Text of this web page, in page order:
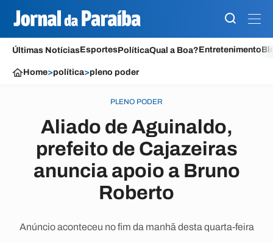
Últimas NotíciasEsportesPolíticaQual a Boa?Entretenimento
Home>política>pleno poder
PLENO PODER
Aliado de Aguinaldo,
prefeito de Cajazeiras
anuncia apoio a Bruno
Roberto
Anúncio aconteceu no fim da manhã desta quarta-feira